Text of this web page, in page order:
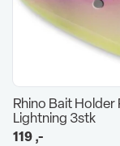
Rhino Bait Holder
Lightning 3stk
119,-